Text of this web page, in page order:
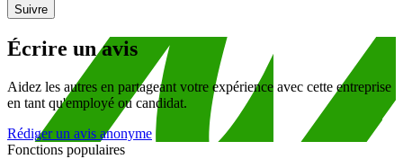
Suivre
Écrire un avis
Aidez les autres en partageant votre expérience avec cette entreprise
en tant qu'employé ou candidat.
Rédiger un avis anonyme
Fonctions populaires